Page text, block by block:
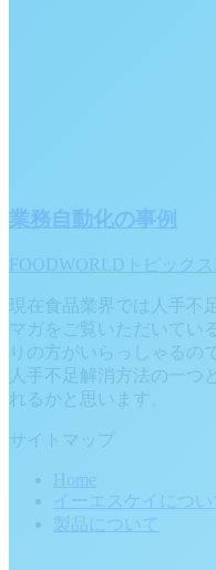
業務自動化の事例
FOODWORLDトピックス
現在食品業界では人手不
マガをご覧いただいてい
りの方がいらっしゃるの
人手不足解消方法の一つ
れるかと思います。
サイトマップ
Home
イーエスケイについ
製品について